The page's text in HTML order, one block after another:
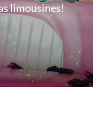
limousines!